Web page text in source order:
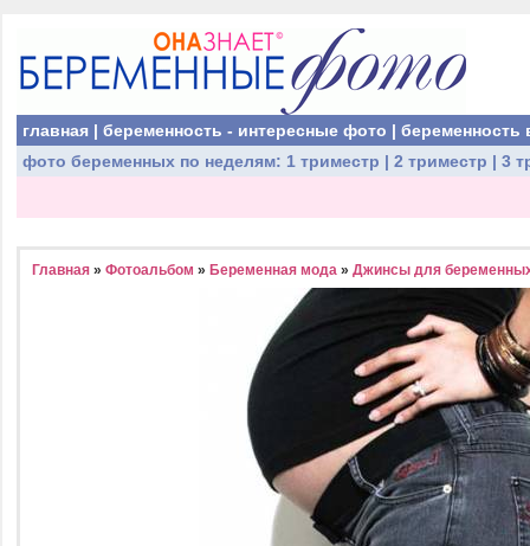
главная | беременность - интересные фото | беременность
фото беременных по неделям: 1 триместр | 2 триместр | 3
Главная » Фотоальбом » Беременная мода » Джинсы для